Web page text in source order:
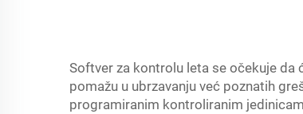
Softver za kontrolu leta se očekuje
pomažu u ubrzavanju već poznatih
programiranim kontroliranim